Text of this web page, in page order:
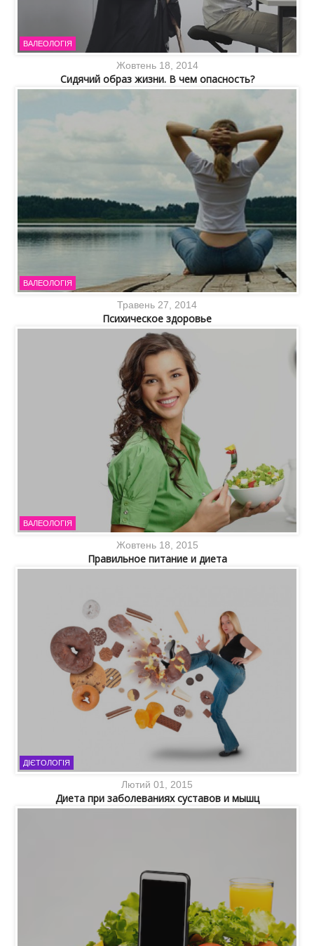
ВАЛЕОЛОГІЯ
Жовтень 18, 2014
Сидячий образ жизни. В чем опасность?
ВАЛЕОЛОГІЯ
Травень 27, 2014
Психическое здоровье
ВАЛЕОЛОГІЯ
Жовтень 18, 2015
Правильное питание и диета
ДІЄТОЛОГІЯ
Лютий 01, 2015
Диета при заболеваниях суставов и мышц